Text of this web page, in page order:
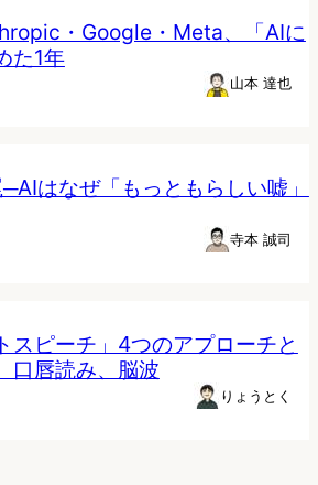
・Google・Meta、「AIに
た1年
山本 達也
はなぜ「もっともらしい嘘」
寺本 誠司
スピーチ」4つのアプローチと
口唇読み、脳波
りょうとく